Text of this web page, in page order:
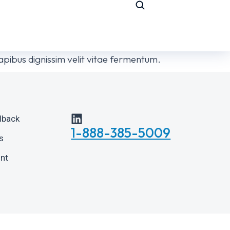
dignissim velit vitae fermentum.
1-888-385-5009